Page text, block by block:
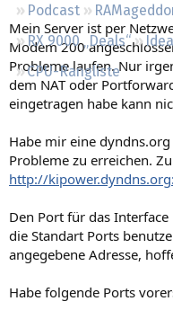
Podcast
RX 9000 „Deals“
CPU-Rangliste
Mein Server ist per
Modem 200
Probleme laufen. Nur
dem NAT oder
eingetragen habe kann
Habe mir eine
Probleme zu erreichen.
http://
Den Port für das
die Standart Ports
angegebene Adresse,
Habe folgende Ports